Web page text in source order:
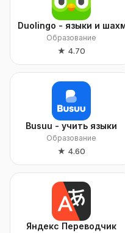
Duolingo - языки и
Образование
★ 4.70
Busuu - учить языки
Образование
★ 4.60
Яндекс Переводчик